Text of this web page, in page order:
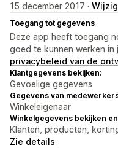
15 december 2017 ·
Toegang tot gegevens
Deze app heeft toegang
goed te kunnen werken in
privacybeleid van de
Klantgegevens bekijken:
Gevoelige gegevens
Gegevens van
Winkeleigenaar
Winkelgegevens bekijken
Klanten, producten,
Zie details